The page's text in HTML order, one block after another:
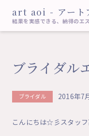
art aoi - アート
結果を実感できる、納得のエ
ブライダル
ブライダル 2016年7
こんにちは☆彡スタッフ